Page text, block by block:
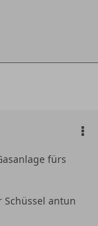
fürs
Schüssel antun